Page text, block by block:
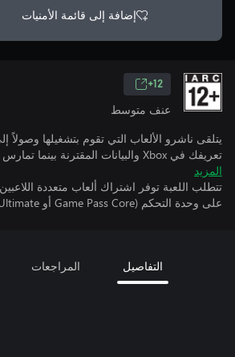
إضافة إلى قائمة الأمنيات
12+
عنف متوسط
يتلقى ناشرو الألعاب التي تقوم بتشغيلها
تعريفك في Xbox والبيانات المقترنة بينما تمارس الألعاب.
المزيد
تتطلب اللعبة توفر اشتراك ألعاب متعددة
على وحدة التحكم (Game Pass Core أو Ultimate، يُباع بشكل منفصل).
التفاصيل المراجعات